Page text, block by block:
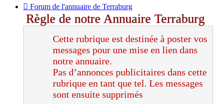
Flux
-
Forum
l'annuaire
Forum de l'annuaire de Terraburg
Règle de notre Annuaire Terraburg
Cette rubrique est destinée à poster vos
messages pour une mise en lien dans
notre annuaire.
Pas d’annonces publicitaires dans cette
rubrique en tant que tel. Les messages
sont ensuite supprimés